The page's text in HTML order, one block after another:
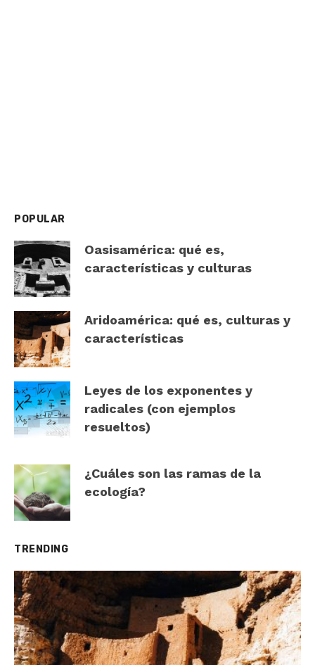
POPULAR
Oasisamérica: qué es,
características y culturas
Aridoamérica: qué es, culturas y
características
Leyes de los exponentes y
radicales (con ejemplos
resueltos)
¿Cuáles son las ramas de la
ecología?
TRENDING